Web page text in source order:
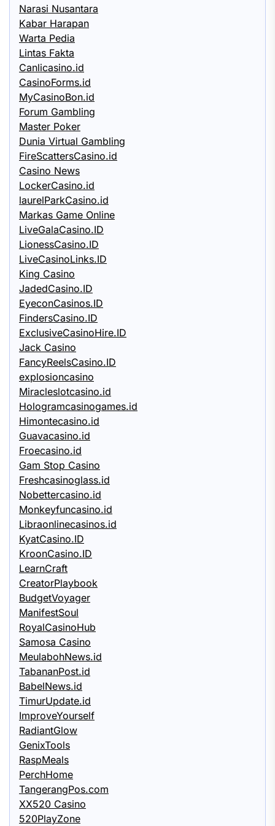
Narasi Nusantara
Kabar Harapan
Warta Pedia
Lintas Fakta
Canlicasino.id
CasinoForms.id
MyCasinoBon.id
Forum Gambling
Master Poker
Dunia Virtual Gambling
FireScattersCasino.id
Casino News
LockerCasino.id
laurelParkCasino.id
Markas Game Online
LiveGalaCasino.ID
LionessCasino.ID
LiveCasinoLinks.ID
King Casino
JadedCasino.ID
EyeconCasinos.ID
FindersCasino.ID
ExclusiveCasinoHire.ID
Jack Casino
FancyReelsCasino.ID
explosioncasino
Miracleslotcasino.id
Hologramcasinogames.id
Himontecasino.id
Guavacasino.id
Froecasino.id
Gam Stop Casino
Freshcasinoglass.id
Nobettercasino.id
Monkeyfuncasino.id
Libraonlinecasinos.id
KyatCasino.ID
KroonCasino.ID
LearnCraft
CreatorPlaybook
BudgetVoyager
ManifestSoul
RoyalCasinoHub
Samosa Casino
MeulabohNews.id
TabananPost.id
BabelNews.id
TimurUpdate.id
ImproveYourself
RadiantGlow
GenixTools
RaspMeals
PerchHome
TangerangPos.com
XX520 Casino
520PlayZone